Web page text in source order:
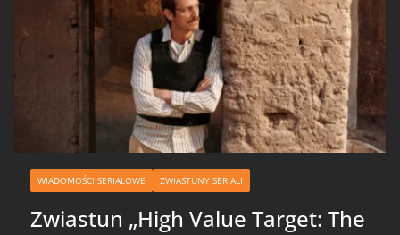
WIADOMOŚCI SERIALOWE ZWIASTUNY SERIALI
Zwiastun „High Value Target: The